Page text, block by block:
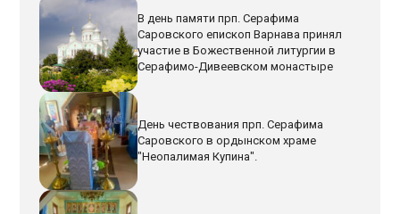
В день памяти прп. Серафима
Саровского епископ Варнава принял
участие в Божественной литургии в
Серафимо-Дивеевском монастыре
День чествования прп. Серафима
Саровского в ордынском храме
"Неопалимая Купина".